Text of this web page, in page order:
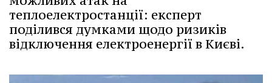
теплоелектростанції: експерт
поділився думками щодо ризиків
відключення електроенергії в Києві.